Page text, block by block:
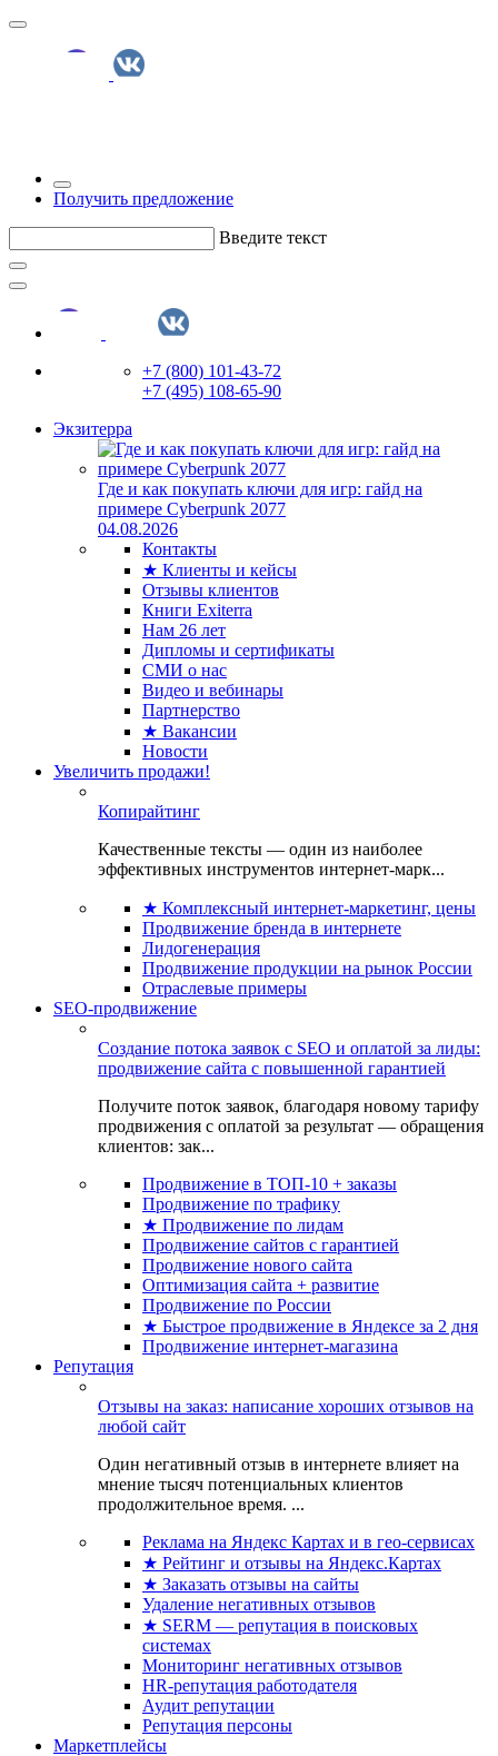
Получить предложение
Введите текст
+7 (800) 101-43-72
+7 (495) 108-65-90
Экзитерра
Где и как покупать ключи для игр: гайд на
примере Cyberpunk 2077
04.08.2026
Контакты
★ Клиенты и кейсы
Отзывы клиентов
Книги Exiterra
Нам 26 лет
Дипломы и сертификаты
СМИ о нас
Видео и вебинары
Партнерство
★ Вакансии
Новости
Увеличить продажи!
Копирайтинг
Качественные тексты — один из наиболее
эффективных инструментов интернет-марк...
★ Комплексный интернет-маркетинг, цены
Продвижение бренда в интернете
Лидогенерация
Продвижение продукции на рынок России
Отраслевые примеры
SEO-продвижение
Создание потока заявок с SEO и оплатой за лиды:
продвижение сайта с повышенной гарантией
Получите поток заявок, благодаря новому тарифу
продвижения с оплатой за результат — обращения
клиентов: зак...
Продвижение в ТОП-10 + заказы
Продвижение по трафику
★ Продвижение по лидам
Продвижение сайтов с гарантией
Продвижение нового сайта
Оптимизация сайта + развитие
Продвижение по России
★ Быстрое продвижение в Яндексе за 2 дня
Продвижение интернет-магазина
Репутация
Отзывы на заказ: написание хороших отзывов на
любой сайт
Один негативный отзыв в интернете влияет на
мнение тысяч потенциальных клиентов
продолжительное время. ...
Реклама на Яндекс Картах и в гео-сервисах
★ Рейтинг и отзывы на Яндекс.Картах
★ Заказать отзывы на сайты
Удаление негативных отзывов
★ SERM — репутация в поисковых
системах
Мониторинг негативных отзывов
HR-репутация работодателя
Аудит репутации
Репутация персоны
Маркетплейсы